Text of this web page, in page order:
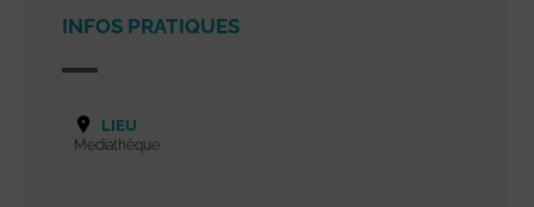
INFOS PRATIQUES
LIEU
Mediathèque